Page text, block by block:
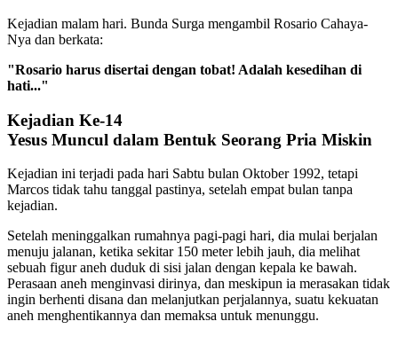
Kejadian malam hari. Bunda Surga mengambil Rosario Cahaya-
Nya dan berkata:
"Rosario harus disertai dengan tobat! Adalah kesedihan di
hati..."
Kejadian Ke-14
Yesus Muncul dalam Bentuk Seorang Pria Miskin
Kejadian ini terjadi pada hari Sabtu bulan Oktober 1992, tetapi
Marcos tidak tahu tanggal pastinya, setelah empat bulan tanpa
kejadian.
Setelah meninggalkan rumahnya pagi-pagi hari, dia mulai berjalan
menuju jalanan, ketika sekitar 150 meter lebih jauh, dia melihat
sebuah figur aneh duduk di sisi jalan dengan kepala ke bawah.
Perasaan aneh menginvasi dirinya, dan meskipun ia merasakan tidak
ingin berhenti disana dan melanjutkan perjalannya, suatu kekuatan
aneh menghentikannya dan memaksa untuk menunggu.